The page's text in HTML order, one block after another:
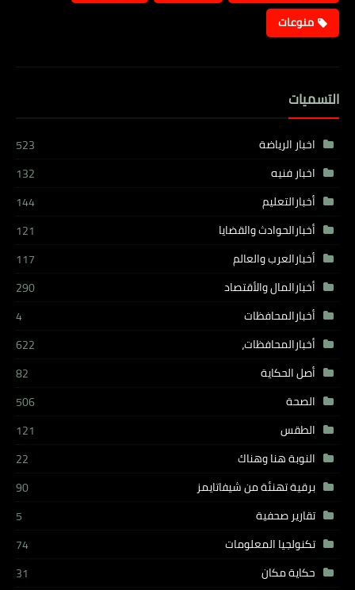
منوعات
التسميات
اخبار الرياضة
523
اخبار فنيه
132
أخبارالتعليم
144
أخبارالحوادث والقضايا
121
أخبارالعرب والعالم
117
أخبارالمال والأقتصاد
290
أخبارالمحافظات
4
أخبارالمحافظات،
622
أصل الحكاية
82
الصحة
506
الطقس
121
النوبة هنا وهناك
22
برقية تهنئة من شيفاتايمز
90
تقارير صحفية
5
تكنولجيا المعلومات
74
حكاية مكان
31